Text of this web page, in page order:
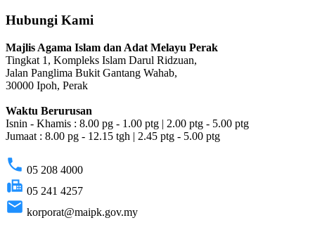
Hubungi Kami
Majlis Agama Islam dan Adat Melayu Perak
Tingkat 1, Kompleks Islam Darul Ridzuan,
Jalan Panglima Bukit Gantang Wahab,
30000 Ipoh, Perak
Waktu Berurusan
Isnin - Khamis : 8.00 pg - 1.00 ptg | 2.00 ptg - 5.00 ptg
Jumaat : 8.00 pg - 12.15 tgh | 2.45 ptg - 5.00 ptg
phone 05 208 4000
fax 05 241 4257
email korporat@maipk.gov.my